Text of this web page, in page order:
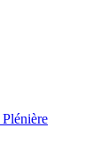
Plénière